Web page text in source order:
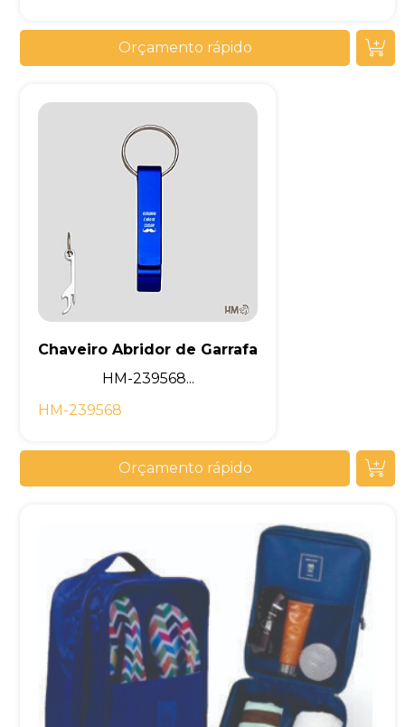
Orçamento rápido
Chaveiro Abridor de Garrafa
HM-239568...
HM-239568
Orçamento rápido